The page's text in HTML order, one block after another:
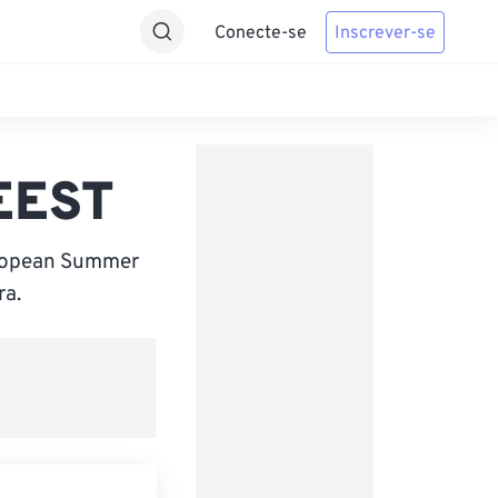
Conecte-se Inscrever-se
Summer